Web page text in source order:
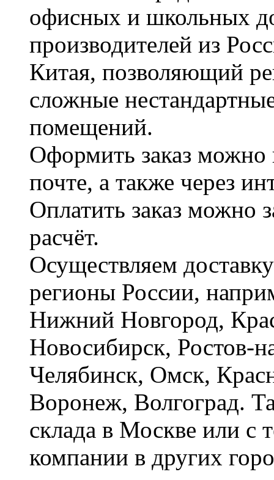
офисных и школьных
производителей из
Китая, позволяющий
сложные
помещений.
Оформить заказ можно
почте, а также через
Оплатить заказ можно
расчёт.
Осуществляем
регионы России,
Нижний Новгород,
Новосибирск, Ростов-
Челябинск, Омск,
Воронеж, Волгоград.
склада в Москве или с
компании в других